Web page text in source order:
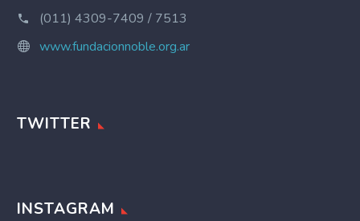
(011) 4309-7409 / 7513
www.fundacionnoble.org.ar
TWITTER
INSTAGRAM